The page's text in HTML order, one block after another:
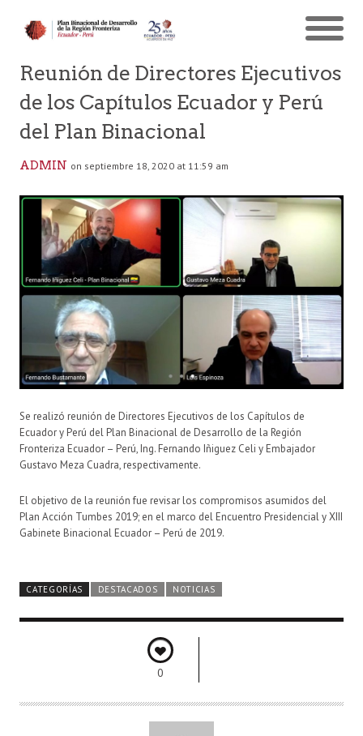
Reunión de Directores Ejecutivos
de los Capítulos Ecuador y Perú
del Plan Binacional
ADMIN on septiembre 18, 2020 at 11:59 am
Se realizó reunión de Directores Ejecutivos de los Capítulos de
Ecuador y Perú del Plan Binacional de Desarrollo de la Región
Fronteriza Ecuador – Perú, Ing. Fernando Iñiguez Celi y Embajador
Gustavo Meza Cuadra, respectivamente.
El objetivo de la reunión fue revisar los compromisos asumidos del
Plan Acción Tumbes 2019; en el marco del Encuentro Presidencial y XIII
Gabinete Binacional Ecuador – Perú de 2019.
CATEGORÍAS DESTACADOS NOTICIAS
0